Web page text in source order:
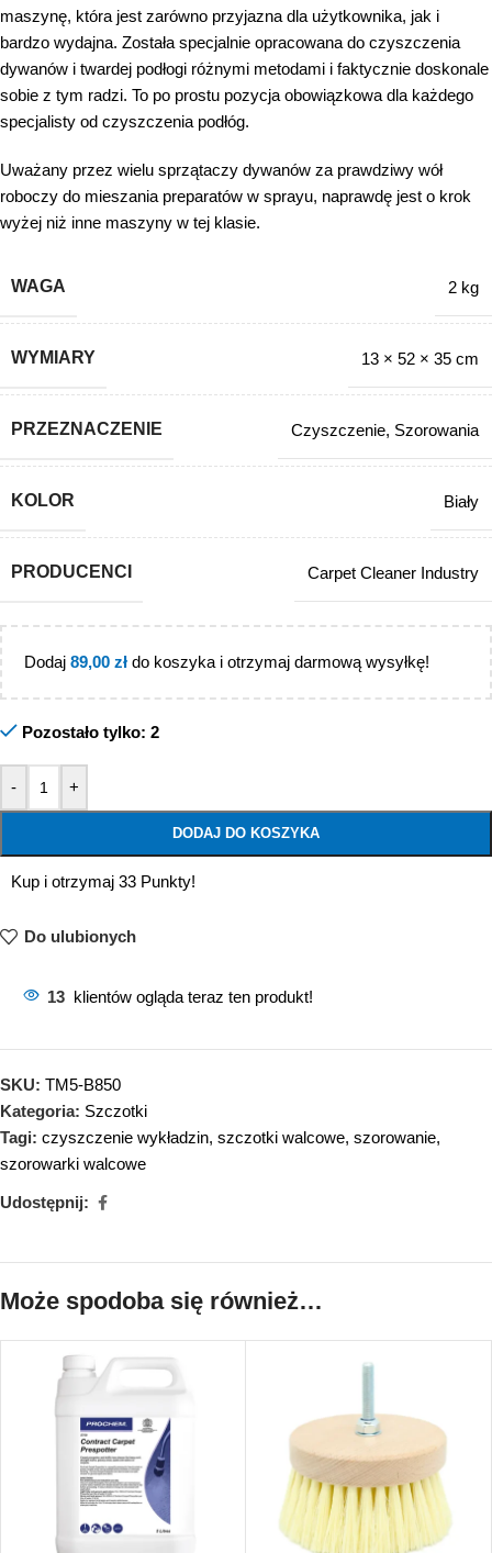
maszynę, która jest zarówno przyjazna dla użytkownika, jak i
bardzo wydajna. Została specjalnie opracowana do czyszczenia
dywanów i twardej podłogi różnymi metodami i faktycznie doskonale
sobie z tym radzi. To po prostu pozycja obowiązkowa dla każdego
specjalisty od czyszczenia podłóg.
Uważany przez wielu sprzątaczy dywanów za prawdziwy wół
roboczy do mieszania preparatów w sprayu, naprawdę jest o krok
wyżej niż inne maszyny w tej klasie.
WAGA 2 kg
WYMIARY 13 × 52 × 35 cm
PRZEZNACZENIE Czyszczenie, Szorowania
KOLOR Biały
PRODUCENCI Carpet Cleaner Industry
Dodaj 89,00 zł do koszyka i otrzymaj darmową wysyłkę!
Pozostało tylko: 2
- +
DODAJ DO KOSZYKA
Kup i otrzymaj 33 Punkty!
Do ulubionych
13 klientów ogląda teraz ten produkt!
SKU: TM5-B850
Kategoria: Szczotki
Tagi: czyszczenie wykładzin, szczotki walcowe, szorowanie,
szorowarki walcowe
Udostępnij:
Może spodoba się również…